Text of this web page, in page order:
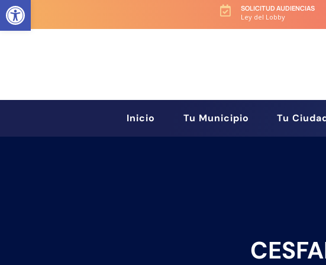

SOLICITUD AUDIENCIAS
Ley del Lobby
Inicio Tu Municipio Tu